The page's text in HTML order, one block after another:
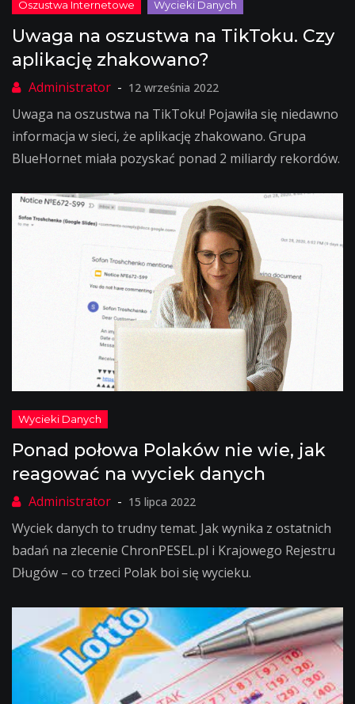
Uwaga na oszustwa na TikToku. Czy
aplikację zhakowano?
12 września 2022
Uwaga na oszustwa na TikToku! Pojawiła się niedawno
informacja w sieci, że aplikację zhakowano. Grupa
BlueHornet miała pozyskać ponad 2 miliardy rekordów.
Ponad połowa Polaków nie wie, jak
reagować na wyciek danych
15 lipca 2022
Wyciek danych to trudny temat. Jak wynika z ostatnich
badań na zlecenie ChronPESEL.pl i Krajowego Rejestru
Długów – co trzeci Polak boi się wycieku.